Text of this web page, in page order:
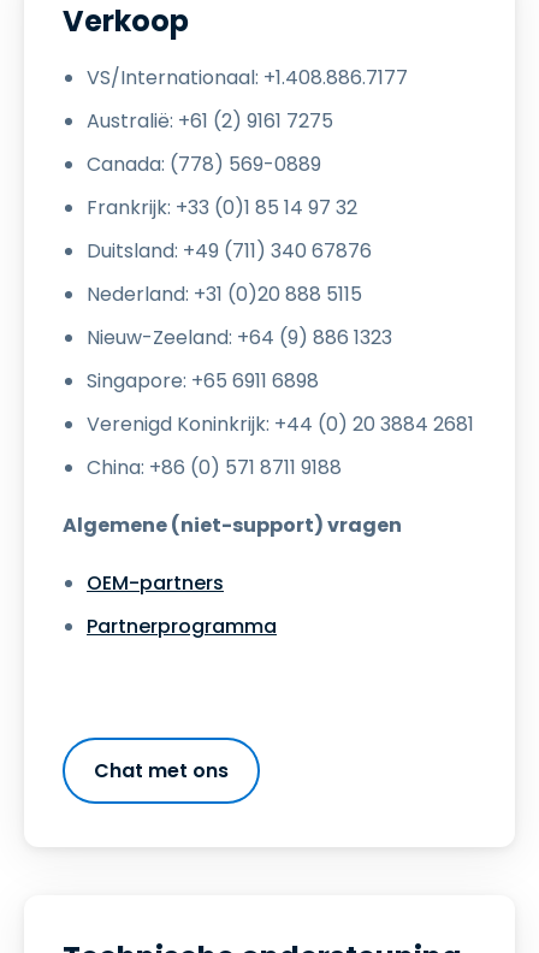
Verkoop
VS/Internationaal: +1.408.886.7177
Australië: +61 (2) 9161 7275
Canada: (778) 569-0889
Frankrijk: +33 (0)1 85 14 97 32
Duitsland: +49 (711) 340 67876
Nederland: +31 (0)20 888 5115
Nieuw-Zeeland: +64 (9) 886 1323
Singapore: +65 6911 6898
Verenigd Koninkrijk: +44 (0) 20 3884 2681
China: +86 (0) 571 8711 9188
Algemene (niet-support) vragen
OEM-partners
Partnerprogramma
Chat met ons